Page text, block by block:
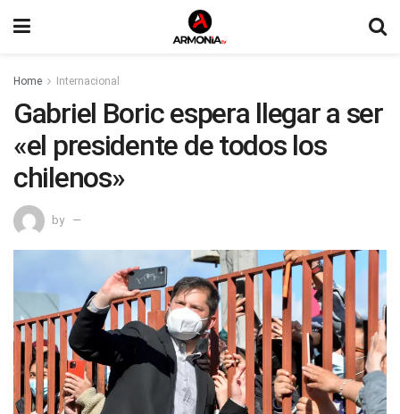
Home Internacional
Gabriel Boric espera llegar a ser
«el presidente de todos los
chilenos»
by